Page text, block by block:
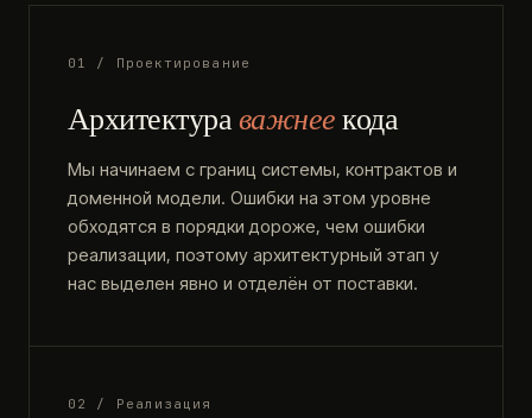
01 / Проектирование
Архитектураважнеекода
Мы начинаем с границ системы, контрактов и
доменной модели. Ошибки на этом уровне
обходятся в порядки дороже, чем ошибки
реализации, поэтому архитектурный этап у
нас выделен явно и отделён от поставки.
02 / Реализация